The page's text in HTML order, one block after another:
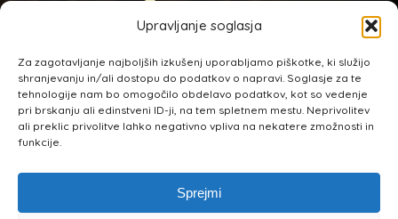
Upravljanje soglasja
Za zagotavljanje najboljših izkušenj uporabljamo piškotke, ki služijo
shranjevanju in/ali dostopu do podatkov o napravi. Soglasje za te
tehnologije nam bo omogočilo obdelavo podatkov, kot so vedenje
pri brskanju ali edinstveni ID-ji, na tem spletnem mestu. Neprivolitev
ali preklic privolitve lahko negativno vpliva na nekatere zmožnosti in
funkcije.
Sprejmi
Odkrijte nov svet z bosonogo obutvijo.
NAHAJAMO SE:
Ulica mladinskih del. brigad 2A,
Leskovec pri Krškem